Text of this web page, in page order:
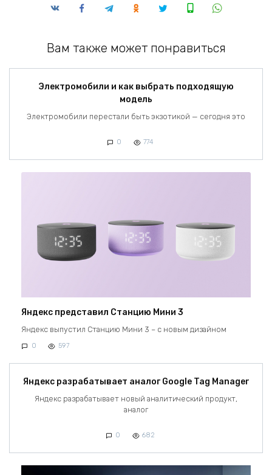
Вам также может понравиться
Электромобили и как выбрать подходящую
модель
Электромобили перестали быть экзотикой — сегодня это
0 774
Яндекс представил Станцию Мини 3
Яндекс выпустил Станцию Мини 3 – с новым дизайном
0 597
Яндекс разрабатывает аналог Google Tag Manager
Яндекс разрабатывает новый аналитический продукт,
аналог
0 682